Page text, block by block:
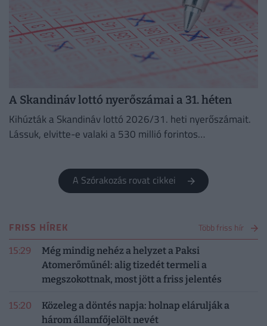
A Skandináv lottó nyerőszámai a 31. héten
Kihúzták a Skandináv lottó 2026/31. heti nyerőszámait.
Lássuk, elvitte-e valaki a 530 millió forintos
A Szórakozás rovat cikkei
FRISS HÍREK Több friss hír
15:29
Még mindig nehéz a helyzet a Paksi
Atomerőműnél: alig tizedét termeli a
megszokottnak, most jött a friss jelentés
15:20
Közeleg a döntés napja: holnap elárulják a
három államfőjelölt nevét